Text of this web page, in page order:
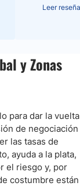
Leer reseña
y Zonas
para dar la vuelta
de negociación
las tasas de
ayuda a la plata,
el riesgo y, por
costumbre están